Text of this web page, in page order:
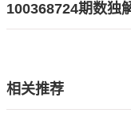
100368724期数独
相关推荐